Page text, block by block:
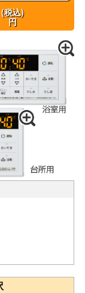
(税込)
円